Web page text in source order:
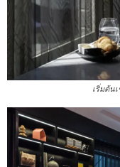
เริ่มต้น